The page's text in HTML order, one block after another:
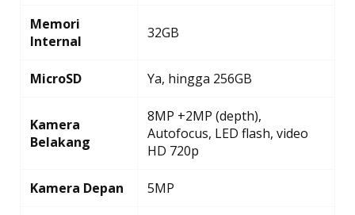
Memori
Internal
32GB
MicroSD Ya, hingga 256GB
Kamera
Belakang
8MP +2MP (depth),
Autofocus, LED flash, video
HD 720p
Kamera Depan 5MP